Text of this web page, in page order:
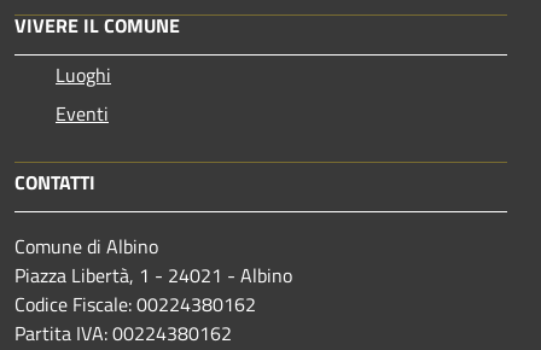
VIVERE IL COMUNE
Luoghi
Eventi
CONTATTI
Comune di Albino
Piazza Libertà, 1 - 24021 - Albino
Codice Fiscale: 00224380162
Partita IVA: 00224380162